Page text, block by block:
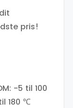
pris!
-5 til 100
180 ℃